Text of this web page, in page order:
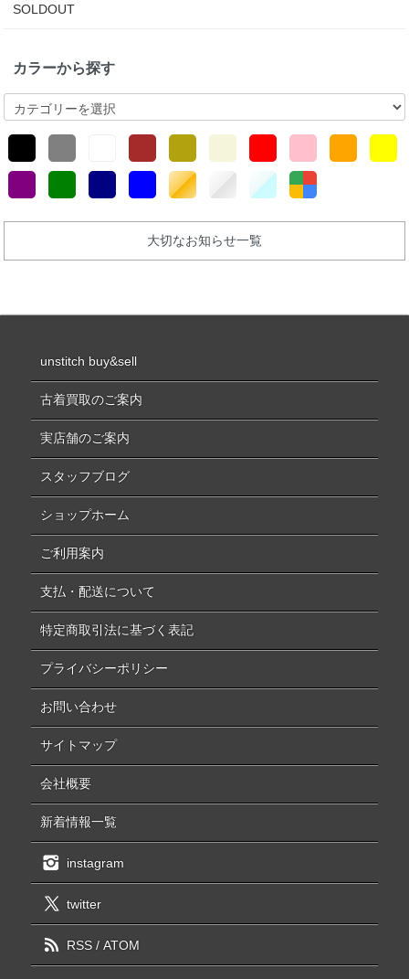
SOLDOUT
カラーから探す
大切なお知らせ一覧
unstitch buy&sell
古着買取のご案内
実店舗のご案内
スタッフブログ
ショップホーム
ご利用案内
支払・配送について
特定商取引法に基づく表記
プライバシーポリシー
お問い合わせ
サイトマップ
会社概要
新着情報一覧
instagram
twitter
RSS/ ATOM